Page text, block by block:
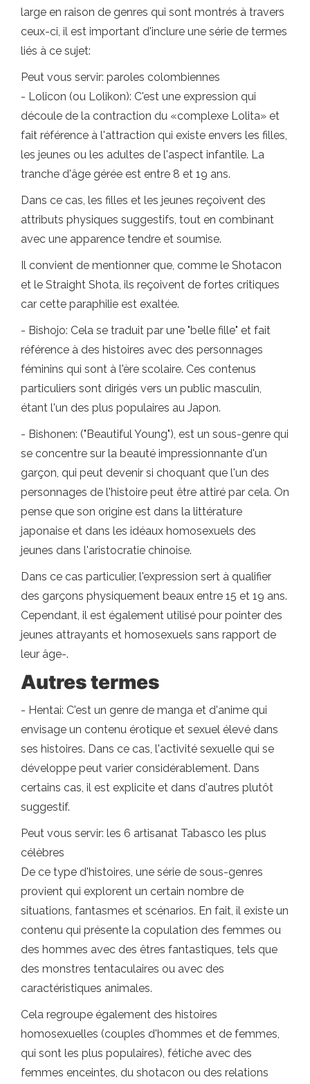
large en raison de genres qui sont montrés à travers
ceux-ci, il est important d'inclure une série de termes
liés à ce sujet:
Peut vous servir: paroles colombiennes
- Lolicon (ou Lolikon): C'est une expression qui
découle de la contraction du «complexe Lolita» et
fait référence à l'attraction qui existe envers les filles,
les jeunes ou les adultes de l'aspect infantile. La
tranche d'âge gérée est entre 8 et 19 ans.
Dans ce cas, les filles et les jeunes reçoivent des
attributs physiques suggestifs, tout en combinant
avec une apparence tendre et soumise.
Il convient de mentionner que, comme le Shotacon
et le Straight Shota, ils reçoivent de fortes critiques
car cette paraphilie est exaltée.
- Bishojo: Cela se traduit par une "belle fille" et fait
référence à des histoires avec des personnages
féminins qui sont à l'ère scolaire. Ces contenus
particuliers sont dirigés vers un public masculin,
étant l'un des plus populaires au Japon.
- Bishonen: ("Beautiful Young"), est un sous-genre qui
se concentre sur la beauté impressionnante d'un
garçon, qui peut devenir si choquant que l'un des
personnages de l'histoire peut être attiré par cela. On
pense que son origine est dans la littérature
japonaise et dans les idéaux homosexuels des
jeunes dans l'aristocratie chinoise.
Dans ce cas particulier, l'expression sert à qualifier
des garçons physiquement beaux entre 15 et 19 ans.
Cependant, il est également utilisé pour pointer des
jeunes attrayants et homosexuels sans rapport de
leur âge-.
Autres termes
- Hentai: C'est un genre de manga et d'anime qui
envisage un contenu érotique et sexuel élevé dans
ses histoires. Dans ce cas, l'activité sexuelle qui se
développe peut varier considérablement. Dans
certains cas, il est explicite et dans d'autres plutôt
suggestif.
Peut vous servir: les 6 artisanat Tabasco les plus
célèbres
De ce type d'histoires, une série de sous-genres
provient qui explorent un certain nombre de
situations, fantasmes et scénarios. En fait, il existe un
contenu qui présente la copulation des femmes ou
des hommes avec des êtres fantastiques, tels que
des monstres tentaculaires ou avec des
caractéristiques animales.
Cela regroupe également des histoires
homosexuelles (couples d'hommes et de femmes,
qui sont les plus populaires), fétiche avec des
femmes enceintes, du shotacon ou des relations